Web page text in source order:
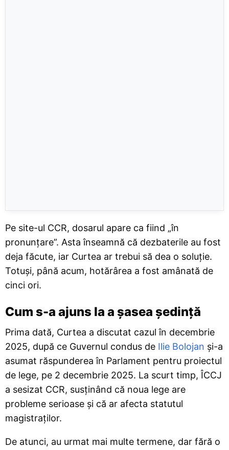
Pe site-ul CCR, dosarul apare ca fiind „în
pronunțare”. Asta înseamnă că dezbaterile au fost
deja făcute, iar Curtea ar trebui să dea o soluție.
Totuși, până acum, hotărârea a fost amânată de
cinci ori.
Cum s-a ajuns la a șasea ședință
Prima dată, Curtea a discutat cazul în decembrie
2025, după ce Guvernul condus de Ilie Bolojan și-a
asumat răspunderea în Parlament pentru proiectul
de lege, pe 2 decembrie 2025. La scurt timp, ÎCCJ
a sesizat CCR, susținând că noua lege are
probleme serioase și că ar afecta statutul
magistraților.
De atunci, au urmat mai multe termene, dar fără o